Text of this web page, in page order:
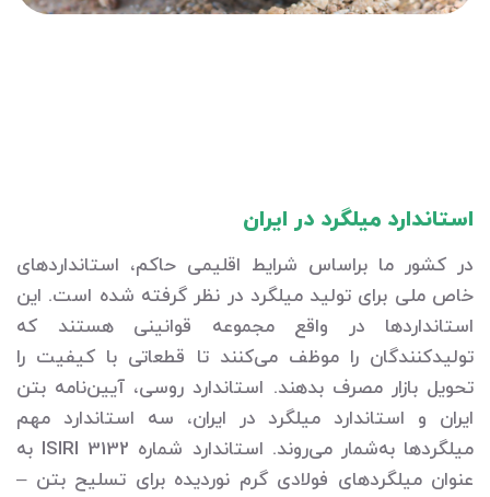
استاندارد میلگرد در ایران
در کشور ما براساس شرایط اقلیمی حاکم، استانداردهای
خاص ملی برای تولید میلگرد در نظر گرفته شده است. این
استانداردها در واقع مجموعه قوانینی هستند که
تولیدکنندگان را موظف می‌کنند تا قطعاتی با کیفیت را
تحویل بازار مصرف بدهند. استاندارد روسی، آیین‌نامه بتن
ایران و استاندارد میلگرد در ایران، سه استاندارد مهم
میلگردها به‌شمار می‌روند. استاندارد شماره ISIRI 3132 به
عنوان میلگردهای فولادی گرم نوردیده برای تسلیح بتن –